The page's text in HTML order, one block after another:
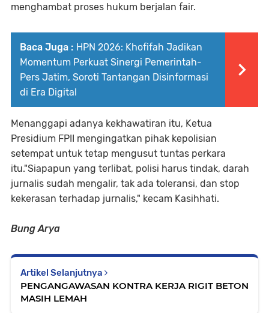
menghambat proses hukum berjalan fair.
Baca Juga : HPN 2026: Khofifah Jadikan
Momentum Perkuat Sinergi Pemerintah-
Pers Jatim, Soroti Tantangan Disinformasi
di Era Digital
Menanggapi adanya kekhawatiran itu, Ketua
Presidium FPII mengingatkan pihak kepolisian
setempat untuk tetap mengusut tuntas perkara
itu."Siapapun yang terlibat, polisi harus tindak, darah
jurnalis sudah mengalir, tak ada toleransi, dan stop
kekerasan terhadap jurnalis," kecam Kasihhati.
Bung Arya
Artikel Selanjutnya
PENGANGAWASAN KONTRA KERJA RIGIT BETON
MASIH LEMAH